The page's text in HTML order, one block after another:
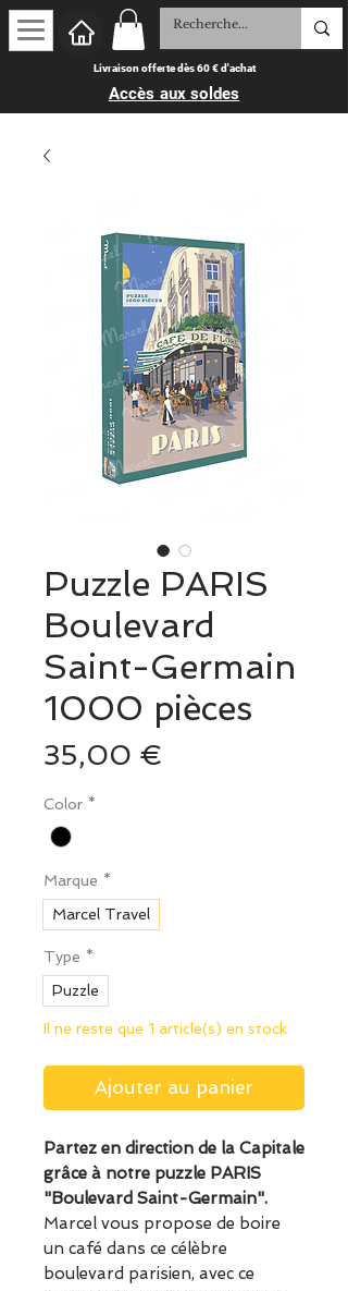
Livraison offerte dès 60 € d'achat
Accès aux soldes
Puzzle PARIS
Boulevard
Saint-Germain
1000 pièces
35,00 €
Color *
Marque *
Marcel Travel
Type *
Puzzle
Il ne reste que 1 article(s) en stock
Ajouter au panier
Partez en direction de la Capitale
grâce à notre puzzle PARIS
"Boulevard Saint-Germain".
Marcel vous propose de boire
un café dans ce célèbre
boulevard parisien, avec ce